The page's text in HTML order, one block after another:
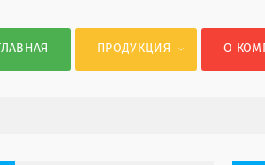
ГЛАВНАЯ ПРОДУКЦИЯ О